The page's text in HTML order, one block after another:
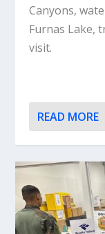
Canyons,
Furnas Lake,
visit.
READ MORE